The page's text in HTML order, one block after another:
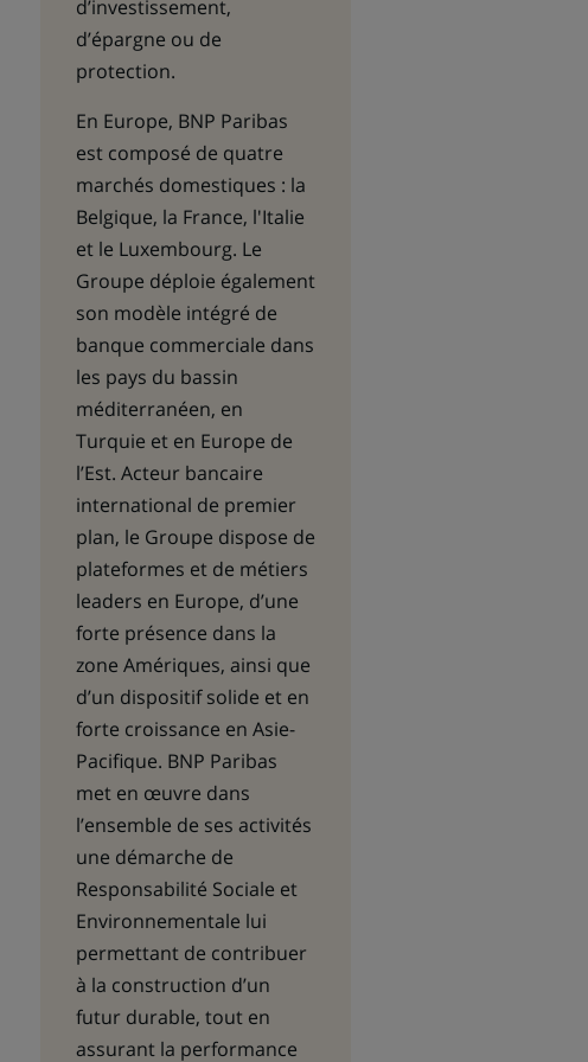
d’investissement,
d’épargne ou de
protection.
En Europe, BNP Paribas
est composé de quatre
marchés domestiques : la
Belgique, la France, l'Italie
et le Luxembourg. Le
Groupe déploie également
son modèle intégré de
banque commerciale dans
les pays du bassin
méditerranéen, en
Turquie et en Europe de
l’Est. Acteur bancaire
international de premier
plan, le Groupe dispose de
plateformes et de métiers
leaders en Europe, d’une
forte présence dans la
zone Amériques, ainsi que
d’un dispositif solide et en
forte croissance en Asie-
Pacifique. BNP Paribas
met en œuvre dans
l’ensemble de ses activités
une démarche de
Responsabilité Sociale et
Environnementale lui
permettant de contribuer
à la construction d’un
futur durable, tout en
assurant la performance